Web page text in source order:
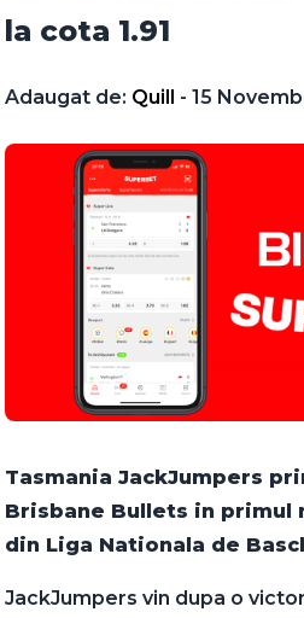
la cota 1.91
Adaugat de: Quill - 15
Tasmania JackJumpers
Brisbane Bullets in primul
din Liga Nationala de
JackJumpers vin dupa o